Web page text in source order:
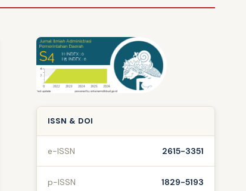
ISSN & DOI
e-ISSN 2615-3351
p-ISSN 1829-5193